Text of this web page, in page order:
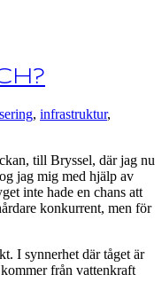
, infrastruktur,
till Bryssel, där jag nu
jag mig med hjälp av
inte hade en chans att
konkurrent, men för
I synnerhet där tåget är
från vattenkraft